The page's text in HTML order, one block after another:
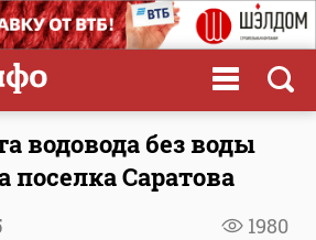
водовода без воды
поселка Саратова
1980